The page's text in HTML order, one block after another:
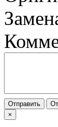
Отправить
×